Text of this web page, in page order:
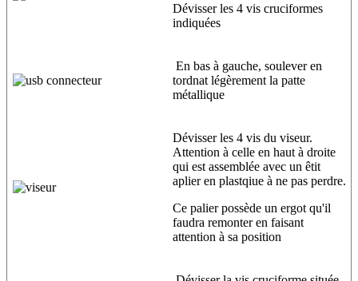
Dévisser les 4 vis cruciformes
indiquées
En bas à gauche, soulever en
tordnat légèrement la patte
métallique
Dévisser les 4 vis du viseur.
Attention à celle en haut à droite
qui est assemblée avec un êtit
aplier en plastqiue à ne pas perdre.
Ce palier possède un ergot qu'il
faudra remonter en faisant
attention à sa position